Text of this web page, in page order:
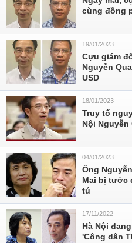
cùng đồng
19/01/2023
Cựu giám
Nguyễn
USD
18/01/2023
Truy tố
Nội Nguyễn
04/01/2023
Ông
Mai bị tước
tú
17/11/2022
Hà Nội
'Công dân